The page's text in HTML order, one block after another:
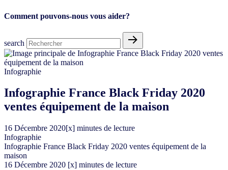
Comment pouvons-nous vous aider?
search
Infographie
Infographie France Black Friday 2020
ventes équipement de la maison
16 Décembre 2020[x] minutes de lecture
Infographie
Infographie France Black Friday 2020 ventes équipement de la
maison
16 Décembre 2020 [x] minutes de lecture